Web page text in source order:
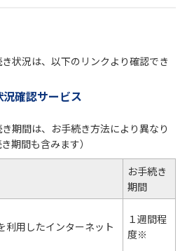
サポートサイトの使い方
状況は、以下のリンクより確認でき
確認サービス
期間は、お手続き方法により異なり
期間も含みます）
お手続き
期間
利用したインターネット
１週間程
度※